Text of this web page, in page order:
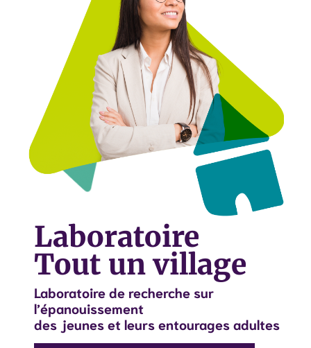
Laboratoire
Tout un village
Laboratoire de recherche sur
l’épanouissement
des jeunes et leurs entourages adultes